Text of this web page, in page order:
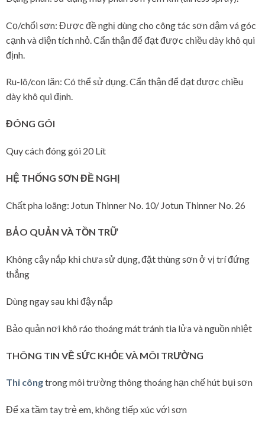
Cọ/chổi sơn: Được đề nghị dùng cho công tác sơn dậm vá góc
cạnh và diện tích nhỏ. Cẩn thận để đạt được chiều dày khô qui
định.
Ru-lô/con lăn: Có thể sử dụng. Cẩn thận để đạt được chiều
dày khô qui định.
ĐÓNG GÓI
Quy cách đóng gói 20 Lít
HỆ THỐNG SƠN ĐỀ NGHỊ
Chất pha loãng: Jotun Thinner No. 10/ Jotun Thinner No. 26
BẢO QUẢN VÀ TỒN TRỮ
Không cậy nắp khi chưa sử dụng, đặt thùng sơn ở vị trí đứng
thẳng
Dùng ngay sau khi đậy nắp
Bảo quản nơi khô ráo thoáng mát tránh tia lửa và nguồn nhiệt
THÔNG TIN VỀ SỨC KHỎE VÀ MÔI TRƯỜNG
Thi côngtrong môi trường thông thoáng hạn chế hút bụi sơn
Để xa tầm tay trẻ em, không tiếp xúc với sơn